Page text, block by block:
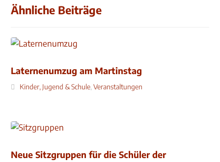
Ähnliche Beiträge
Laternenumzug am Martinstag
Kinder, Jugend & Schule,Veranstaltungen
Neue Sitzgruppen für die Schüler der